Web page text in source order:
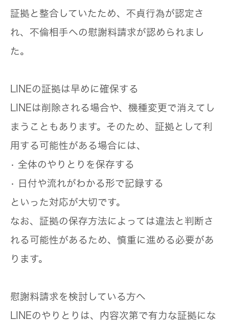
証拠と整合していたため、不貞行為が認定さ
れ、不倫相手への慰謝料請求が認められまし
た。
LINEの証拠は早めに確保する
LINEは削除される場合や、機種変更で消えてし
まうこともあります。そのため、証拠として利
用する可能性がある場合には、
• 全体のやりとりを保存する
• 日付や流れがわかる形で記録する
といった対応が大切です。
なお、証拠の保存方法によっては違法と判断さ
れる可能性があるため、慎重に進める必要があ
ります。
慰謝料請求を検討している方へ
LINEのやりとりは、内容次第で有力な証拠にな